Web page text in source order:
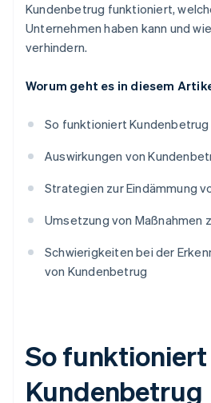
Kundenbetrug funktioniert,
Unternehmen haben kann und
verhindern.
Worum geht es in diesem
So funktioniert Kundenbetrug
Auswirkungen von
Strategien zur Eindämmung
Umsetzung von Maßnahmen
Schwierigkeiten bei der
von Kundenbetrug
So funktioniert
Kundenbetrug